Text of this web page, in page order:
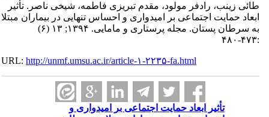
طائی زینب، رادفر مولود، مقدم تبریزی فاطمه، شیخی ناصر. تأثیر
ابعاد حمایت اجتماعی بر امیدواری و احساس تنهایی در بیماران مبتلا
به سرطان پستان. مجله پرستاری و مامایی. ۱۳۹۴; ۱۳ (۶)
URL:http://unmf.umsu.ac.ir/article-۱-۲۲۳۵-fa.html
تأثیر ابعاد حمایت اجتماعی بر امیدواری و